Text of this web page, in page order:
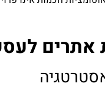
אתרים